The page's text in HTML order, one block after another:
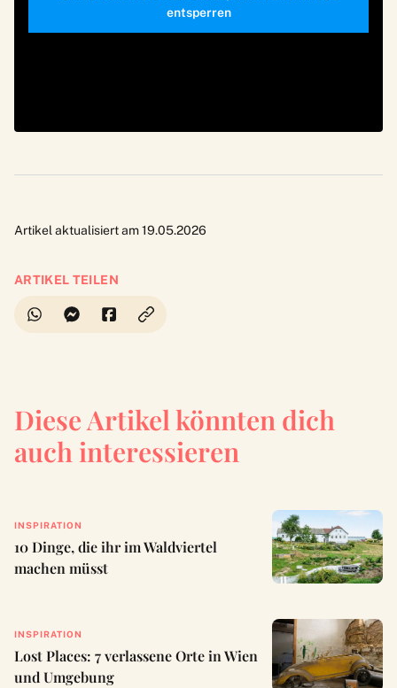
entsperren
Artikel aktualisiert am 19.05.2026
ARTIKEL TEILEN
Diese Artikel könnten dich
auch interessieren
INSPIRATION
10 Dinge, die ihr im Waldviertel
machen müsst
INSPIRATION
Lost Places: 7 verlassene Orte in Wien
und Umgebung